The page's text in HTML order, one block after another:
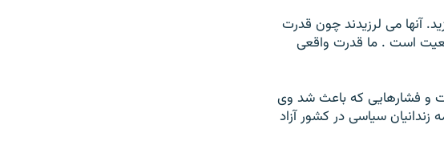
آنها می لرزيدند چون قدرت
است . ما قدرت واقعی
و فشارهايی که باعث شد وی
زندانيان سياسی در کشور آزاد